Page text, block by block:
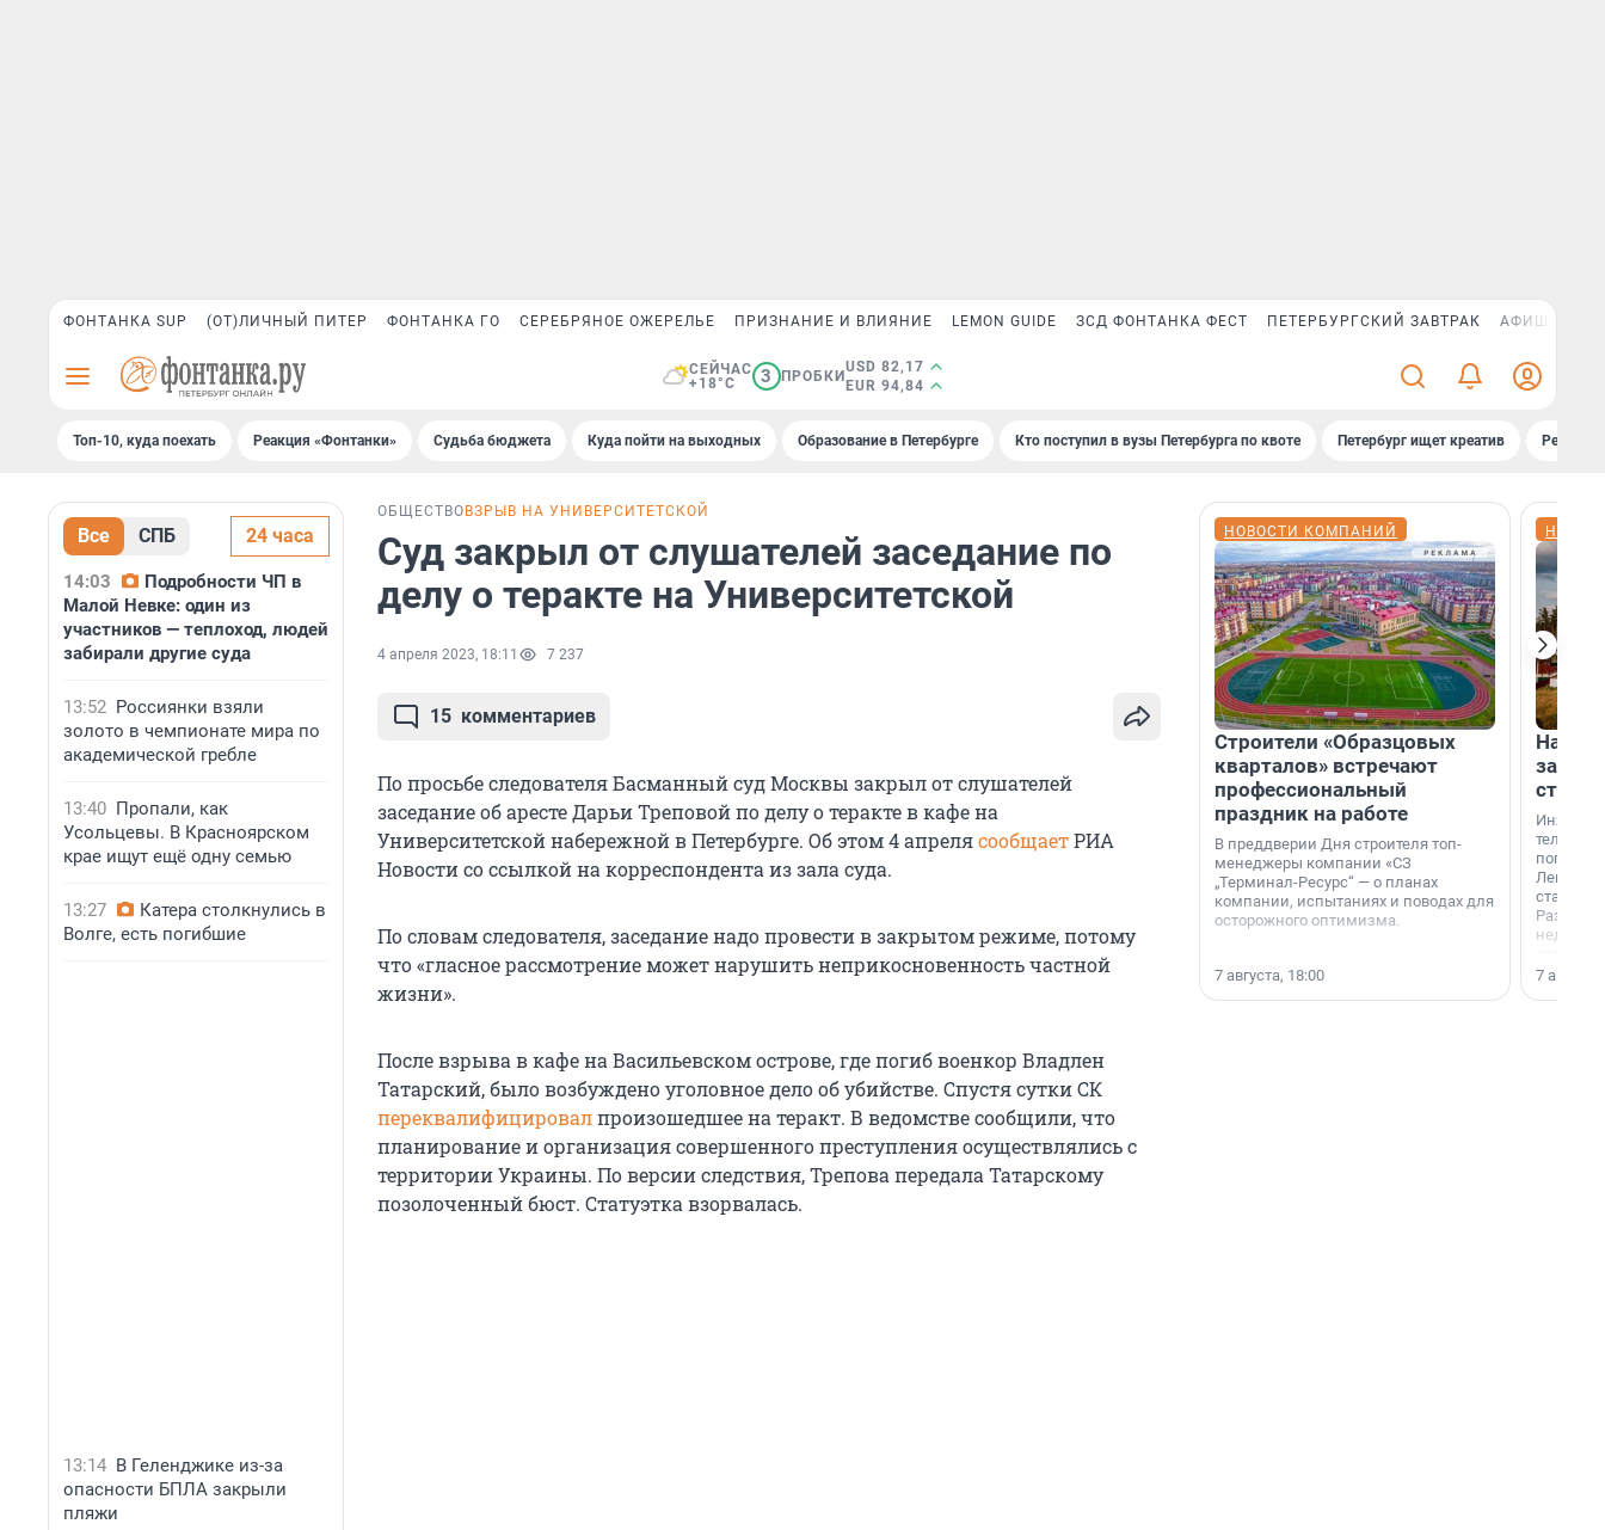
ФОНТАНКА SUP (ОТ)ЛИЧНЫЙ ПИТЕР ФОНТАНКА ГО СЕРЕБРЯНОЕ ОЖЕРЕЛЬЕ ПРИЗНАНИЕ И ВЛИЯНИЕ LEMON GUIDE ЗСД ФОНТАНКА ФЕСТ ПЕТЕРБУРГСКИЙ ЗАВТРАК АФИША PLUS
СЕЙЧАС
+18°C
3 ПРОБКИ
USD 82,17
EUR 94,84
Топ-10, куда поехать Реакция «Фонтанки» Судьба бюджета Куда пойти на выходных Образование в Петербурге Кто поступил в вузы Петербурга по квоте Петербург ищет креатив
Все СПБ 24 часа
14:03
Подробности ЧП в
Малой Невке: один из
участников — теплоход, людей
забирали другие суда
13:52 Россиянки взяли
золото в чемпионате мира по
академической гребле
13:40 Пропали, как
Усольцевы. В Красноярском
крае ищут ещё одну семью
13:27
Катера столкнулись в
Волге, есть погибшие
13:14 В Геленджике из-за
опасности БПЛА закрыли
пляжи
ОБЩЕСТВО ВЗРЫВ НА УНИВЕРСИТЕТСКОЙ
Суд закрыл от слушателей заседание по
делу о теракте на Университетской
4 апреля 2023, 18:11 7 237
15 комментариев
По просьбе следователя Басманный суд Москвы закрыл от слушателей
заседание об аресте Дарьи Треповой по делу о теракте в кафе на
Университетской набережной в Петербурге. Об этом 4 апрелясообщаетРИА
Новости со ссылкой на корреспондента из зала суда.
По словам следователя, заседание надо провести в закрытом режиме, потому
что «гласное рассмотрение может нарушить неприкосновенность частной
жизни».
После взрыва в кафе на Васильевском острове, где погиб военкор Владлен
Татарский, было возбуждено уголовное дело об убийстве. Спустя сутки СК
переквалифицировалпроизошедшее на теракт. В ведомстве сообщили, что
планирование и организация совершенного преступления осуществлялись с
территории Украины. По версии следствия, Трепова передала Татарскому
позолоченный бюст. Статуэтка взорвалась.
НОВОСТИ КОМПАНИЙ
Строители «Образцовых
кварталов» встречают
профессиональный
праздник на работе
В преддверии Дня строителя топ-
менеджеры компании «СЗ
„Терминал-Ресурс“ — о планах
компании, испытаниях и поводах для
осторожного оптимизма.
7 августа, 18:00
На
станции
7